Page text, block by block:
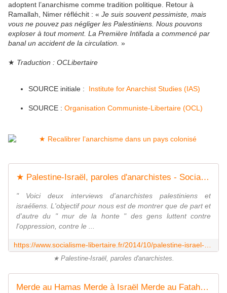
adoptent l’anarchisme comme tradition politique. Retour à
Ramallah, Nimer réfléchit : « Je suis souvent pessimiste, mais
vous ne pouvez pas négliger les Palestiniens. Nous pouvons
exploser à tout moment. La Première Intifada a commencé par
banal un accident de la circulation. »
★ Traduction : OCLibertaire
SOURCE initiale : Institute for Anarchist Studies (IAS)
SOURCE : Organisation Communiste-Libertaire (OCL)
★ Palestine-Israël, paroles d'anarchistes - Socialisme libertaire
" Voici deux interviews d'anarchistes palestiniens et
israéliens. L'objectif pour nous est de montrer que de part et
d'autre du " mur de la honte " des gens luttent contre
l'oppression, contre le ...
★ Palestine-Israël, paroles d'anarchistes.
Merde au Hamas Merde à Israël Merde au Fatah Merde à l'ONU